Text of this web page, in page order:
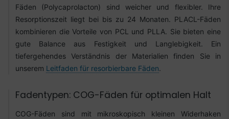
Fäden (Polycaprolacton) sind weicher und flexibler. Ihre
Resorptionszeit liegt bei bis zu 24 Monaten. PLACL-Fäden
kombinieren die Vorteile von PCL und PLLA. Sie bieten eine
gute Balance aus Festigkeit und Langlebigkeit. Ein
tiefergehendes Verständnis der Materialien finden Sie in
unserem Leitfaden für resorbierbare Fäden.
Fadentypen: COG-Fäden für optimalen Halt
COG-Fäden sind mit mikroskopisch kleinen Widerhaken